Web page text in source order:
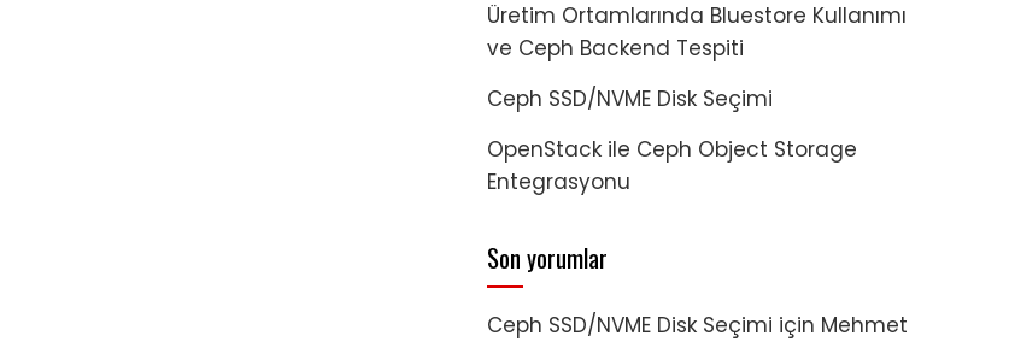
Üretim Ortamlarında Bluestore Kullanımı
ve Ceph Backend Tespiti
Ceph SSD/NVME Disk Seçimi
OpenStack ile Ceph Object Storage
Entegrasyonu
Son yorumlar
Ceph SSD/NVME Disk Seçimi için Mehmet